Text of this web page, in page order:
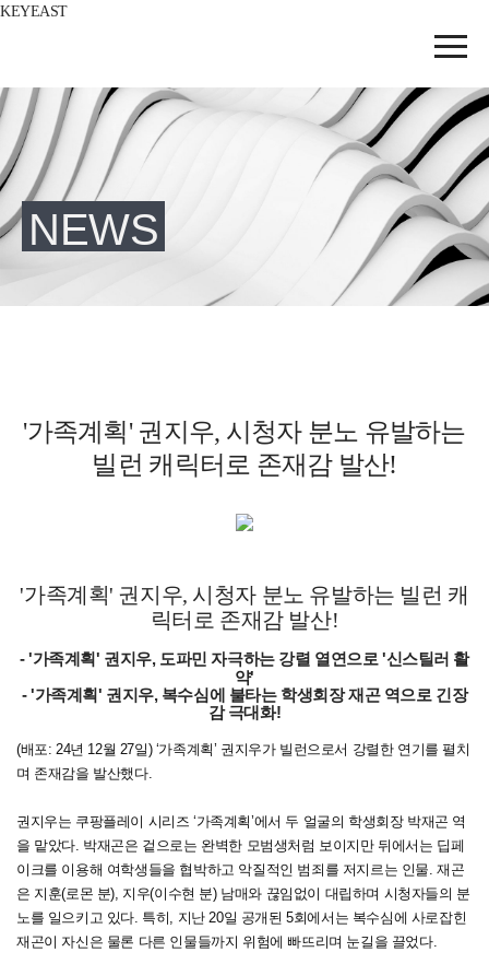
KEYEAST
NEWS
'가족계획' 권지우, 시청자 분노 유발하는
빌런 캐릭터로 존재감 발산!
'가족계획' 권지우, 시청자 분노 유발하는 빌런 캐
릭터로 존재감 발산!
-'가족계획' 권지우, 도파민 자극하는 강렬 열연으로 '신스틸러 활
약'
-'가족계획' 권지우, 복수심에 불타는 학생회장 재곤 역으로 긴장
감 극대화!
(배포: 24년 12월 27일) ‘가족계획’ 권지우가 빌런으로서 강렬한 연기를 펼치
며 존재감을 발산했다.
권지우는 쿠팡플레이 시리즈 ‘가족계획’에서 두 얼굴의 학생회장 박재곤 역
을 맡았다. 박재곤은 겉으로는 완벽한 모범생처럼 보이지만 뒤에서는 딥페
이크를 이용해 여학생들을 협박하고 악질적인 범죄를 저지르는 인물. 재곤
은 지훈(로몬 분), 지우(이수현 분) 남매와 끊임없이 대립하며 시청자들의 분
노를 일으키고 있다. 특히, 지난 20일 공개된 5회에서는 복수심에 사로잡힌
재곤이 자신은 물론 다른 인물들까지 위험에 빠뜨리며 눈길을 끌었다.